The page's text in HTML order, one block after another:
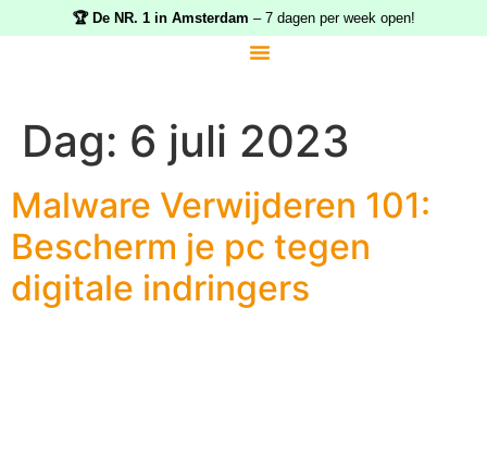
🏆 De NR. 1 in Amsterdam – 7 dagen per week open!
Dag: 6 juli 2023
Malware Verwijderen 101:
Bescherm je pc tegen
digitale indringers